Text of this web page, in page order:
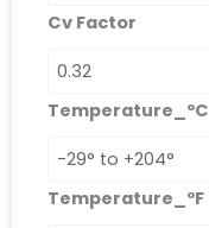
Cv Factor
Temperature_ºC
Temperature_ºF